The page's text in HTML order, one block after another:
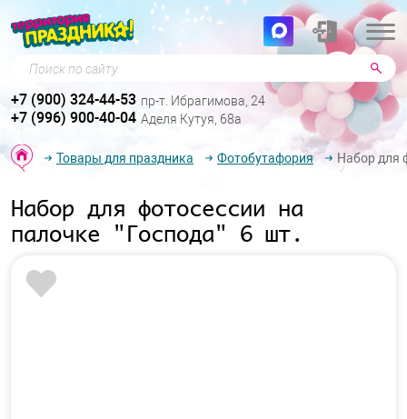
Поиск по сайту
+7 (900) 324-44-53 пр-т. Ибрагимова, 24
+7 (996) 900-40-04 Аделя Кутуя, 68а
Товары для праздника Фотобутафория Набор для
Набор для фотосессии на
палочке "Господа" 6 шт.